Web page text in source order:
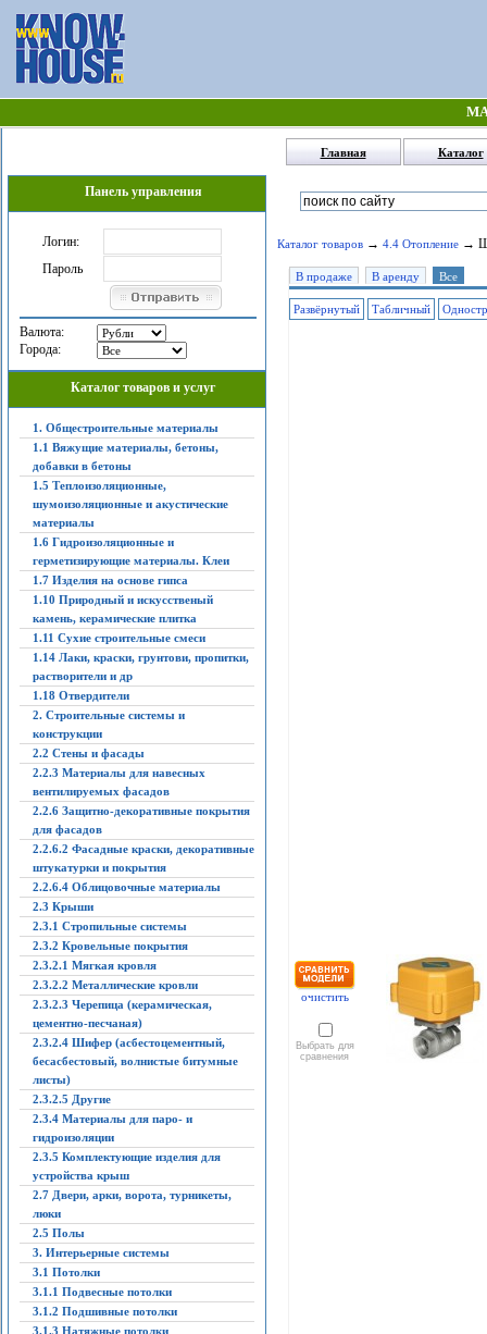
Главная Каталог
Панель управления
Логин:
Пароль
Валюта:
Города:
Каталог товаров и услуг
1. Общестроительные материалы
1.1 Вяжущие материалы, бетоны,
добавки в бетоны
1.5 Теплоизоляционные,
шумоизоляционные и акустические
материалы
1.6 Гидроизоляционные и
герметизирующие материалы. Клеи
1.7 Изделия на основе гипса
1.10 Природный и искусственый
камень, керамические плитка
1.11 Сухие строительные смеси
1.14 Лаки, краски, грунтови, пропитки,
растворители и др
1.18 Отвердители
2. Строительные системы и
конструкции
2.2 Стены и фасады
2.2.3 Материалы для навесных
вентилируемых фасадов
2.2.6 Защитно-декоративные покрытия
для фасадов
2.2.6.2 Фасадные краски, декоративные
штукатурки и покрытия
2.2.6.4 Облицовочные материалы
2.3 Крыши
2.3.1 Стропильные системы
2.3.2 Кровельные покрытия
2.3.2.1 Мягкая кровля
2.3.2.2 Металлические кровли
2.3.2.3 Черепица (керамическая,
цементно-песчаная)
2.3.2.4 Шифер (асбестоцементный,
бесасбестовый, волнистые битумные
листы)
2.3.2.5 Другие
2.3.4 Материалы для паро- и
гидроизоляции
2.3.5 Комплектующие изделия для
устройства крыш
2.7 Двери, арки, ворота, турникеты,
люки
2.5 Полы
3. Интерьерные системы
3.1 Потолки
3.1.1 Подвесные потолки
3.1.2 Подшивные потолки
3.1.3 Натяжные потолки
Каталог товаров→ 4.4 Отопление→
В продаже В аренду Все
Развёрнутый Табличный
очистить
Выбрать для
сравнения